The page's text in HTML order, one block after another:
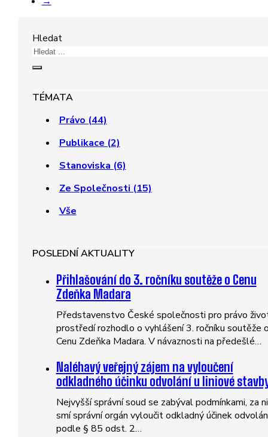
Hledat
TÉMATA
Právo (44)
Publikace (2)
Stanoviska (6)
Ze Společnosti (15)
Vše
POSLEDNÍ AKTUALITY
Přihlašování do 3. ročníku soutěže o Cenu
Zdeňka Madara
Představenstvo České společnosti pro právo
prostředí rozhodlo o vyhlášení 3. ročníku soutěže
Cenu Zdeňka Madara. V návaznosti na předešlé…
Naléhavý veřejný zájem na vyloučení
odkladného účinku odvolání u liniové
Nejvyšší správní soud se zabýval podmínkami, za
smí správní orgán vyloučit odkladný účinek
podle § 85 odst. 2…